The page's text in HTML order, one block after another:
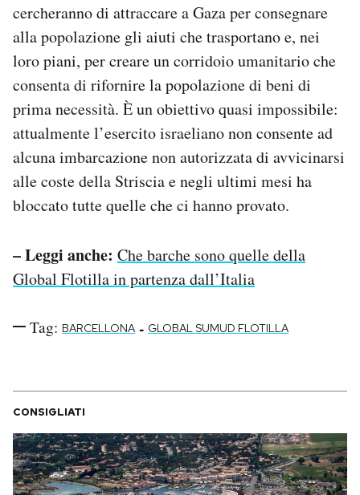
cercheranno di attraccare a Gaza per consegnare
alla popolazione gli aiuti che trasportano e, nei
loro piani, per creare un corridoio umanitario che
consenta di rifornire la popolazione di beni di
prima necessità. È un obiettivo quasi impossibile:
attualmente l’esercito israeliano non consente ad
alcuna imbarcazione non autorizzata di avvicinarsi
alle coste della Striscia e negli ultimi mesi ha
bloccato tutte quelle che ci hanno provato.
– Leggi anche: Che barche sono quelle della
Global Flotilla in partenza dall’Italia
Tag: BARCELLONA - GLOBAL SUMUD FLOTILLA
CONSIGLIATI